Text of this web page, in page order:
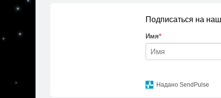
Подписаться на
Имя*
Надано SendPulse